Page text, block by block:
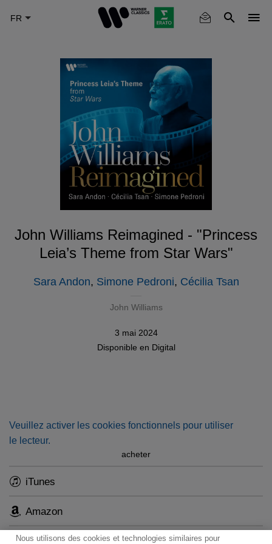
John Williams Reimagined - "Princess
Leia’s Theme from Star Wars"
Sara Andon, Simone Pedroni, Cécilia Tsan
John Williams
3 mai 2024
Disponible en Digital
Veuillez activer les cookies fonctionnels pour utiliser
le lecteur.
acheter
iTunes
Amazon
Nous utilisons des cookies et technologies similaires pour